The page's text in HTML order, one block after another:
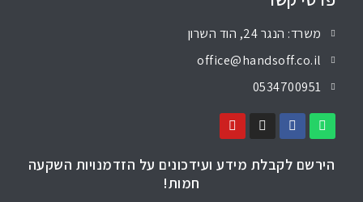
משרד: הנגר 24, הוד השרון
office@handsoff.co.il
0534700951
הירשם לקבלת מידע ועידכונים על הזדמנויות השקעה
חמות!